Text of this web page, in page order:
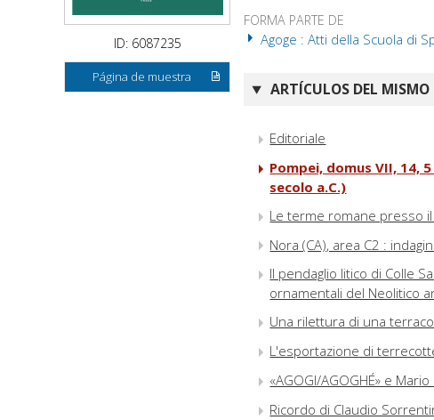
ID: 6087235
Página de muestra
FORMA PARTE DE
Agoge : Atti della Scuola di
ARTÍCULOS DEL
Editoriale
Pompei, domus VII, 14,
secolo a.C.)
Le terme romane presso
Nora (CA), area C2 :
Il pendaglio litico di Colle
ornamentali del Neolitico
Una rilettura di una
L'esportazione di
«AGOGI/AGOGHÉ» e Mario
Ricordo di Claudio